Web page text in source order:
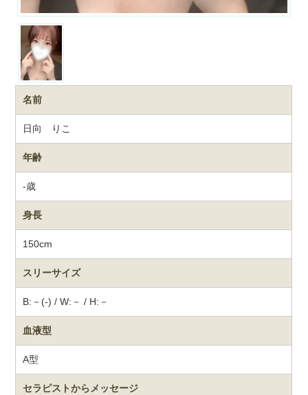
名前
日向 りこ
年齢
-歳
身長
150cm
スリーサイズ
B:－(-) / W:－ / H:－
血液型
A型
セラピストから メッセージ